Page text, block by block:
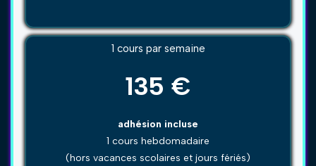
1 cours par semaine
135 €
adhésion incluse
1 cours hebdomadaire
(hors vacances scolaires et jours fériés)